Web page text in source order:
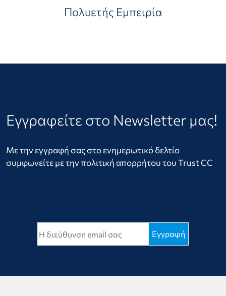
Πολυετής Εμπειρία
Εγγραφείτε στο Newsletter μας!
Με την εγγραφή σας στο ενημερωτικό δελτίο
συμφωνείτε με την πολιτική απορρήτου του Trust CC